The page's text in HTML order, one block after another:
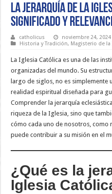
La Jerarquía de la
Significado y
catholicus
noviembre 24, 2024
Historia y Tradición, Magisterio de la
La Iglesia Católica es una de las
organizadas del mundo. Su
largo de siglos, no es simplemente
realidad espiritual diseñada para
Comprender la jerarquía
riqueza de la Iglesia, sino que
cómo cada uno de nosotros, como
puede contribuir a su misión en el
¿Qué es la
Iglesia